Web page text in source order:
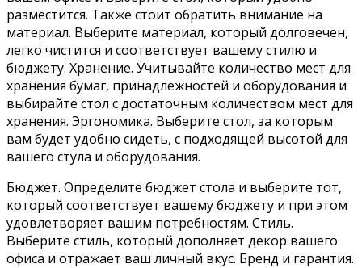
разместится. Также стоит обратить внимание на
материал. Выберите материал, который долговечен,
легко чистится и соответствует вашему стилю и
бюджету. Хранение. Учитывайте количество мест для
хранения бумаг, принадлежностей и оборудования и
выбирайте стол с достаточным количеством мест для
хранения. Эргономика. Выберите стол, за которым
вам будет удобно сидеть, с подходящей высотой для
вашего стула и оборудования.
Бюджет. Определите бюджет стола и выберите тот,
который соответствует вашему бюджету и при этом
удовлетворяет вашим потребностям. Стиль.
Выберите стиль, который дополняет декор вашего
офиса и отражает ваш личный вкус. Бренд и гарантия.